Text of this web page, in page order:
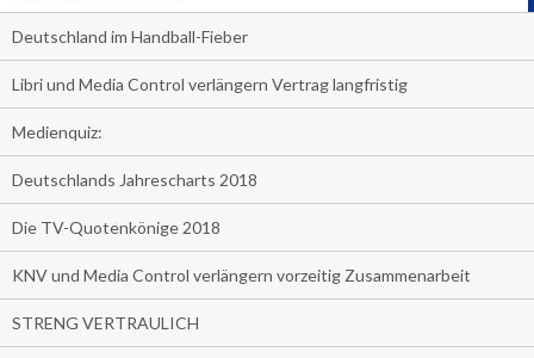
Deutschland im Handball-Fieber
Libri und Media Control verlängern Vertrag langfristig
Medienquiz:
Deutschlands Jahrescharts 2018
Die TV-Quotenkönige 2018
KNV und Media Control verlängern vorzeitig Zusammenarbeit
STRENG VERTRAULICH